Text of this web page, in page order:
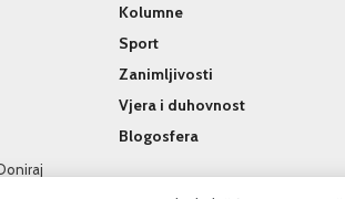
Kolumne
Sport
Zanimljivosti
Vjera i duhovnost
Blogosfera